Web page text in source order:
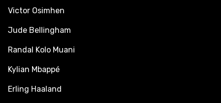
Victor Osimhen
Jude Bellingham
Randal Kolo Muani
Kylian Mbappé
Erling Haaland